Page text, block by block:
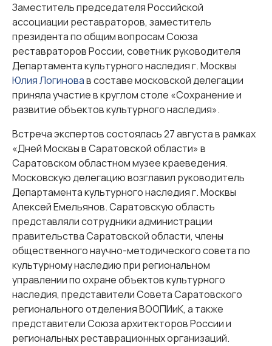
Заместитель председателя Российской
ассоциации реставраторов, заместитель
президента по общим вопросам Союза
реставраторов России, советник руководителя
Департамента культурного наследия г. Москвы
Юлия Логиновав составе московской делегации
приняла участие в круглом столе «Сохранение и
развитие объектов культурного наследия».
Встреча экспертов состоялась 27 августа в рамках
«Дней Москвы в Саратовской области» в
Саратовском областном музее краеведения.
Московскую делегацию возглавил руководитель
Департамента культурного наследия г. Москвы
Алексей Емельянов. Саратовскую область
представляли сотрудники администрации
правительства Саратовской области, члены
общественного научно-методического совета по
культурному наследию при региональном
управлении по охране объектов культурного
наследия, представители Совета Саратовского
регионального отделения ВООПИиК, а также
представители Союза архитекторов России и
региональных реставрационных организаций.